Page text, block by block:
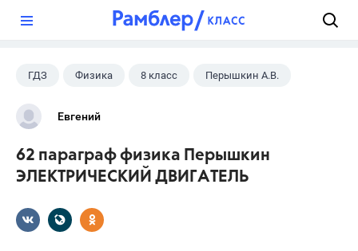
ГДЗ Физика 8 класс Перышкин А.В.
Евгений
62 параграф физика Перышкин
ЭЛЕКТРИЧЕСКИЙ ДВИГАТЕЛЬ